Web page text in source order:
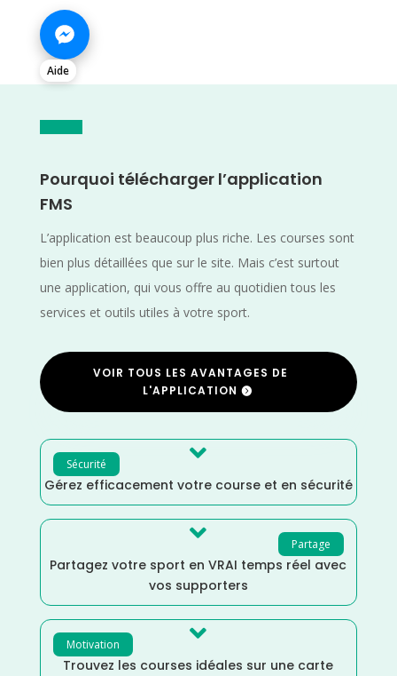
Aide
Pourquoi télécharger l’application
FMS
L’application est beaucoup plus riche. Les courses sont
bien plus détaillées que sur le site. Mais c’est surtout
une application, qui vous offre au quotidien tous les
services et outils utiles à votre sport.
VOIR TOUS LES AVANTAGES DE
L'APPLICATION
Sécurité 
Gérez efficacement votre course et en sécurité
Partage

Partagez votre sport en VRAI temps réel avec
vos supporters
Motivation 
Trouvez les courses idéales sur une carte